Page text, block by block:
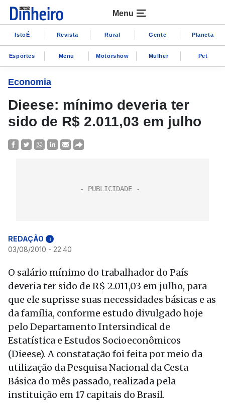
Menu
IstoÉ Revista Rural Gente Planeta
Esportes Menu Motorshow Mulher Pet
Economia
Dieese: mínimo deveria ter
sido de R$ 2.011,03 em julho
REDAÇÃO i
03/08/2010 - 22:40
O salário mínimo do trabalhador do País
deveria ter sido de R$ 2.011,03 em julho, para
que ele suprisse suas necessidades básicas e as
da família, conforme estudo divulgado hoje
pelo Departamento Intersindical de
Estatística e Estudos Socioeconômicos
(Dieese). A constatação foi feita por meio da
utilização da Pesquisa Nacional da Cesta
Básica do mês passado, realizada pela
instituição em 17 capitais do Brasil.